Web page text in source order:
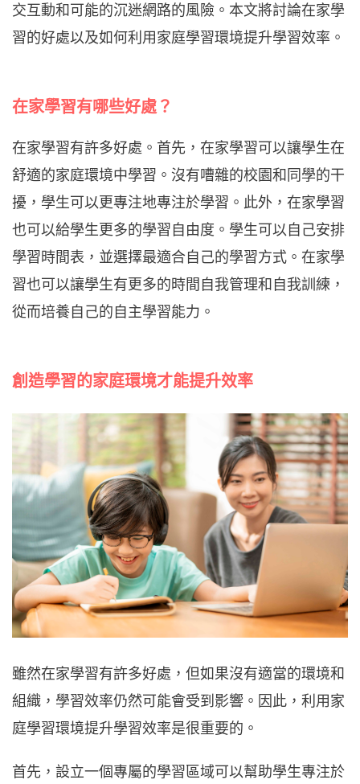
交互動和可能的沉迷網路的風險。本文將討論在家學
習的好處以及如何利用家庭學習環境提升學習效率。
在家學習有哪些好處？
在家學習有許多好處。首先，在家學習可以讓學生在
舒適的家庭環境中學習。沒有嘈雜的校園和同學的干
擾，學生可以更專注地專注於學習。此外，在家學習
也可以給學生更多的學習自由度。學生可以自己安排
學習時間表，並選擇最適合自己的學習方式。在家學
習也可以讓學生有更多的時間自我管理和自我訓練，
從而培養自己的自主學習能力。
創造學習的家庭環境才能提升效率
雖然在家學習有許多好處，但如果沒有適當的環境和
組織，學習效率仍然可能會受到影響。因此，利用家
庭學習環境提升學習效率是很重要的。
首先，設立一個專屬的學習區域可以幫助學生專注於